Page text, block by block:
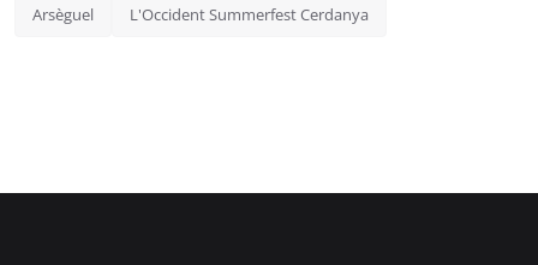
Arsèguel L'Occident Summerfest Cerdanya